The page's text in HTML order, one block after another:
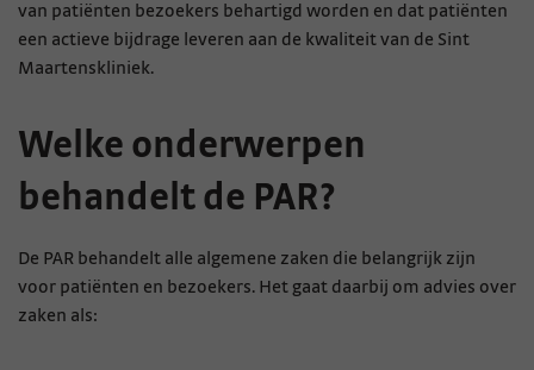
van patiënten bezoekers behartigd worden en dat patiënten
een actieve bijdrage leveren aan de kwaliteit van de Sint
Maartenskliniek.
Welke onderwerpen
behandelt de PAR?
De PAR behandelt alle algemene zaken die belangrijk zijn
voor patiënten en bezoekers. Het gaat daarbij om advies over
zaken als: